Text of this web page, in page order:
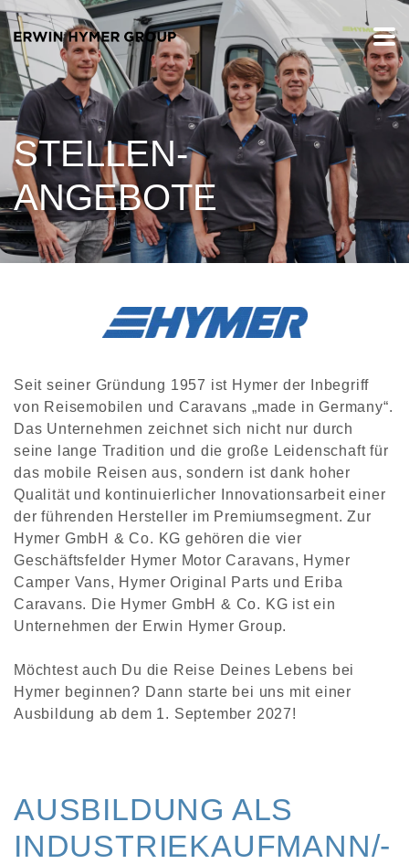
STELLEN-
ANGEBOTE
Seit seiner Gründung 1957 ist Hymer der Inbegriff
von Reisemobilen und Caravans „made in Germany“.
Das Unternehmen zeichnet sich nicht nur durch
seine lange Tradition und die große Leidenschaft für
das mobile Reisen aus, sondern ist dank hoher
Qualität und kontinuierlicher Innovationsarbeit einer
der führenden Hersteller im Premiumsegment. Zur
Hymer GmbH & Co. KG gehören die vier
Geschäftsfelder Hymer Motor Caravans, Hymer
Camper Vans, Hymer Original Parts und Eriba
Caravans. Die Hymer GmbH & Co. KG ist ein
Unternehmen der Erwin Hymer Group.
Möchtest auch Du die Reise Deines Lebens bei
Hymer beginnen? Dann starte bei uns mit einer
Ausbildung ab dem 1. September 2027!
AUSBILDUNG ALS
INDUSTRIEKAUFMANN/-